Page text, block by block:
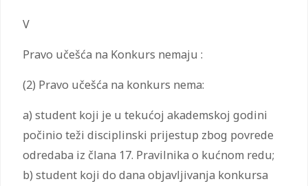
V
Pravo učešća na Konkurs nemaju :
(2) Pravo učešća na konkurs nema:
a) student koji je u tekućoj akademskoj godini
počinio teži disciplinski prijestup zbog povrede
odredaba iz člana 17. Pravilnika o kućnom redu;
b) student koji do dana objavljivanja konkursa